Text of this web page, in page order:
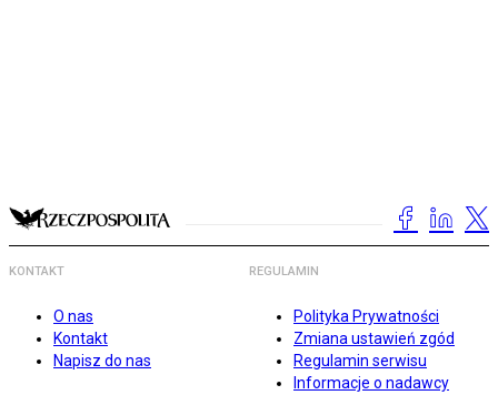
KONTAKT
O nas
Kontakt
Napisz do nas
REGULAMIN
Polityka Prywatności
Zmiana ustawień zgód
Regulamin serwisu
Informacje o nadawcy